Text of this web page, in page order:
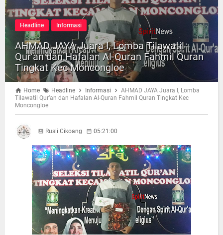
Headline Informasi
AHMAD JAYA Juara I, Lomba Tilawatil
Qur’an dan Hafalan Al-Quran Fahmil Quran
Tingkat Kec Moncongloe
Home Headline Informasi
AHMAD JAYA Juara I, Lomba
Tilawatil Qur’an dan Hafalan Al-Quran Fahmil Quran Tingkat Kec
Moncongloe
Rusli Cikoang 05:21:00